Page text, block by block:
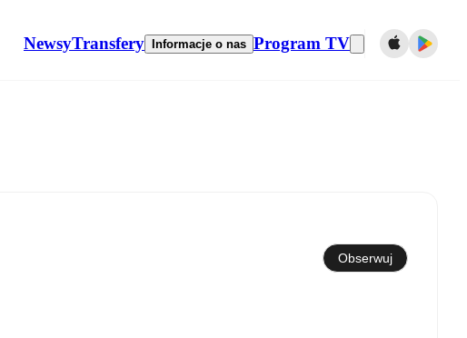
NewsyTransfery Informacje o nas Program TV
Obserwuj